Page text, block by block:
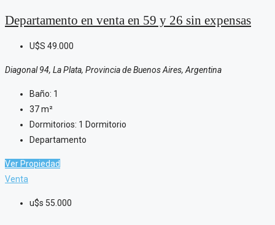
Departamento en venta en 59 y 26 sin expensas
U$S 49.000
Diagonal 94, La Plata, Provincia de Buenos Aires, Argentina
Baño: 1
37m²
Dormitorios: 1 Dormitorio
Departamento
Ver Propiedad
Venta
u$s 55.000